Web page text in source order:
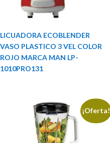
LICUADORA ECOBLENDER
VASO PLASTICO 3 VEL COLOR
ROJO MARCA MAN LP-
1010PRO131
¡Oferta!